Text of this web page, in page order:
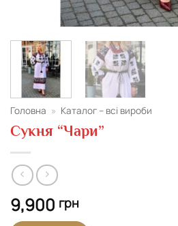
Головна » Каталог – всі вироби
Сукня “Чари”
9,900 грн